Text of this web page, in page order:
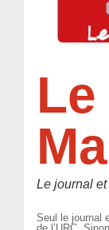
Le
Le journal
Seul le journal